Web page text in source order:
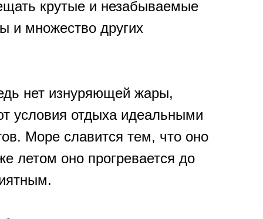
крутые и незабываемые
и множество других
нет изнуряющей жары,
условия отдыха идеальными
Море славится тем, что оно
летом оно прогревается до